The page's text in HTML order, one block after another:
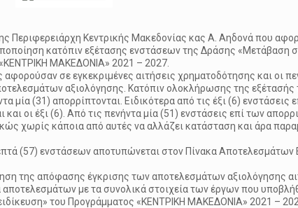
Περιφερειάρχη Κεντρικής Μακεδονίας κας Α. Αηδονά που
κατόπιν εξέτασης ενστάσεων της Δράσης «Μετάβαση
ΜΑΚΕΔΟΝΙΑ» 2021 – 2027.
σε εγκεκριμένες αιτήσεις χρηματοδότησης και οι
αξιολόγησης. Κατόπιν ολοκλήρωσης της εξέτασής
μία (31) απορρίπτονται. Ειδικότερα από τις έξι (6) ενστάσεις
οι έξι (6). Από τις πενήντα μία (51) ενστάσεις επί των
χωρίς κάποια από αυτές να αλλάζει κατάσταση και άρα
(57) ενστάσεων αποτυπώνεται στον Πίνακα Αποτελεσμάτων
της απόφασης έγκρισης των αποτελεσμάτων αξιολόγησης
με τα συνολικά στοιχεία των έργων που
του Προγράμματος «ΚΕΝΤΡΙΚΗ ΜΑΚΕΔΟΝΙΑ» 2021 –